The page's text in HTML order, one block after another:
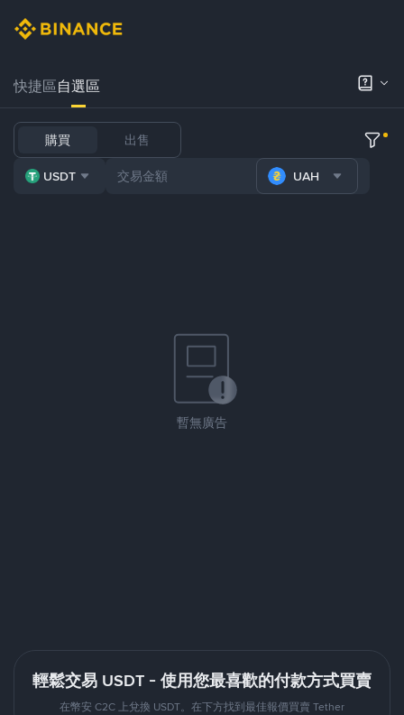
快捷區自選區
購買 出售
USDT UAH
暫無廣告
輕鬆交易 USDT - 使用您最喜歡的付款方式買賣
在幣安 C2C 上兌換 USDT。在下方找到最佳報價買賣 Tether